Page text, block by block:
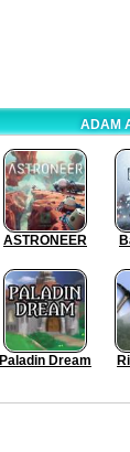
ADAM
ASTRONEER
Paladin Dream